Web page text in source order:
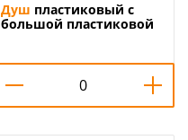
Душ пластиковый с
большой пластиковой